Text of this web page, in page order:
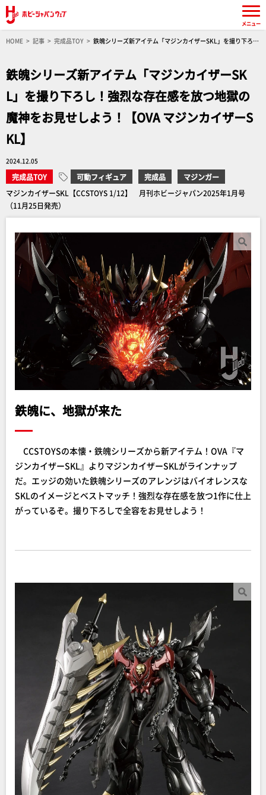
HOME 記事 完成品TOY
鉄魄シリーズ新アイテム「マジンカイザーSKL」を撮り下ろ
鉄魄シリーズ新アイテム「マジンカイザーSK
L」を撮り下ろし！強烈な存在感を放つ地獄の
魔神をお見せしよう！【OVA マジンカイザーS
KL】
2024.12.05
完成品TOY 可動フィギュア 完成品
マジンガー
マジンカイザーSKL【CCSTOYS 1/12】 月刊ホビージャパン2025年1月号
（11月25日発売）
鉄魄に、地獄が来た
CCSTOYSの本懐・鉄魄シリーズから新アイテム！OVA『マ
ジンカイザーSKL』よりマジンカイザーSKLがラインナップ
だ。エッジの効いた鉄魄シリーズのアレンジはバイオレンスな
SKLのイメージとベストマッチ！強烈な存在感を放つ1作に仕上
がっているぞ。撮り下ろしで全容をお見せしよう！
メニュー